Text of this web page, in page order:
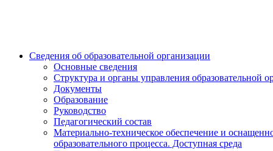
Сведения об образовательной организации
Основные сведения
Структура и органы управления образовательной
Документы
Образование
Руководство
Педагогический состав
Материально-техническое обеспечение и
образовательного процесса. Доступная среда